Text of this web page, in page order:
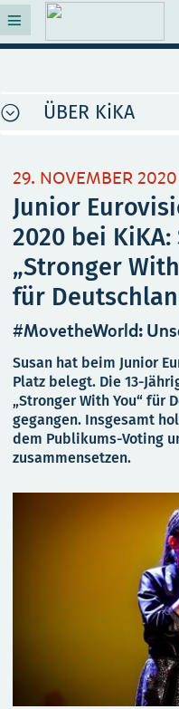
ÜBER KiKA
29. NOVEMBER 2020
Junior
2020 bei
„Stronger
für
#MovetheWorld:
Susan hat beim Junior
Platz belegt. Die 13-
„Stronger With You“ für
gegangen. Insgesamt
dem Publikums-Voting
zusammensetzen.